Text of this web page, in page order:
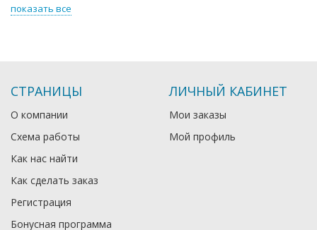
показать все
СТРАНИЦЫ
О компании
Схема работы
Как нас найти
Как сделать заказ
Регистрация
Бонусная программа
ЛИЧНЫЙ КАБИНЕТ
Мои заказы
Мой профиль